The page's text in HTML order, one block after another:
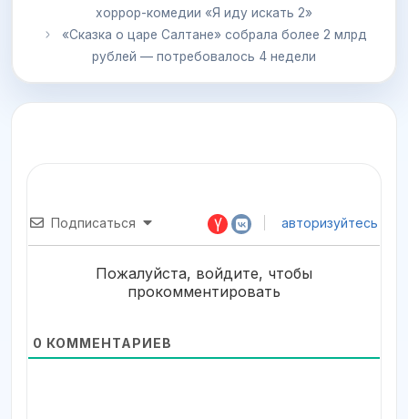
хоррор-комедии «Я иду искать 2»
«Сказка о царе Салтане» собрала более 2 млрд
рублей — потребовалось 4 недели
Подписаться авторизуйтесь
Пожалуйста, войдите, чтобы
прокомментировать
0 КОММЕНТАРИЕВ